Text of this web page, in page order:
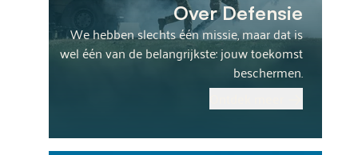
Over Defensie
We hebben slechts één missie, maar dat is
wel één van de belangrijkste: jouw toekomst
beschermen.